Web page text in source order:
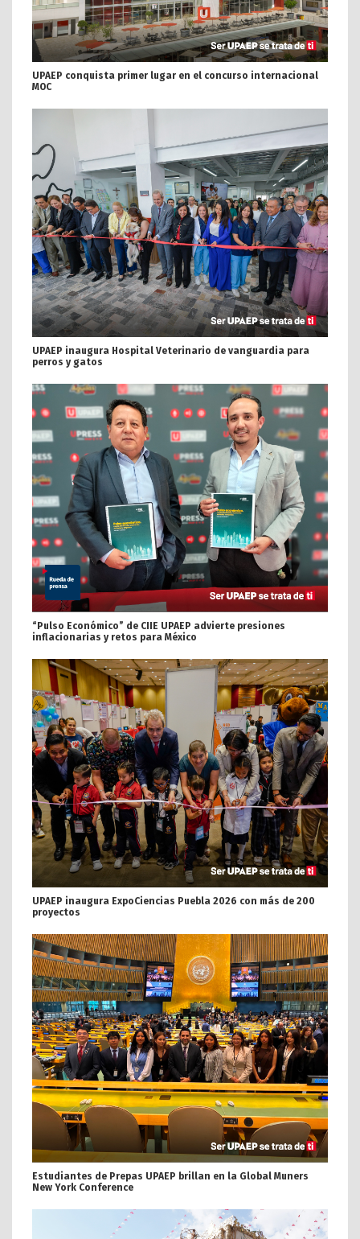
UPAEP conquista primer lugar en el concurso internacional
MOC
UPAEP inaugura Hospital Veterinario de vanguardia para
perros y gatos
“Pulso Económico” de CIIE UPAEP advierte presiones
inflacionarias y retos para México
UPAEP inaugura ExpoCiencias Puebla 2026 con más de 200
proyectos
Estudiantes de Prepas UPAEP brillan en la Global Muners
New York Conference